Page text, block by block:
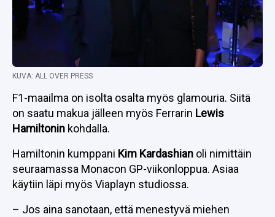
KUVA: ALL OVER PRESS
F1-maailma on isolta osalta myös glamouria. Siitä
on saatu makua jälleen myös Ferrarin Lewis
Hamiltonin kohdalla.
Hamiltonin kumppani Kim Kardashian oli nimittäin
seuraamassa Monacon GP-viikonloppua. Asiaa
käytiin läpi myös Viaplayn studiossa.
– Jos aina sanotaan, että menestyvä miehen